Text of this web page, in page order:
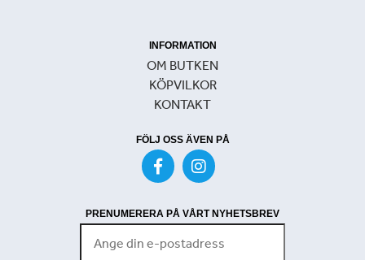
INFORMATION
OM BUTKEN
KÖPVILKOR
KONTAKT
FÖLJ OSS ÄVEN PÅ
PRENUMERERA PÅ VÅRT NYHETSBREV